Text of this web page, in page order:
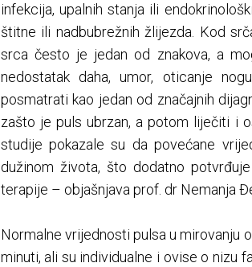
infekcija, upalnih stanja ili
štitne ili nadbubrežnih žlijezda. Kod
srca često je jedan od znakova, a
nedostatak daha, umor, oticanje
posmatrati kao jedan od značajnih
zašto je puls ubrzan, a potom liječiti i
studije pokazale su da povećane
dužinom života, što dodatno
terapije – objašnjava prof. dr Nemanja
Normalne vrijednosti pulsa u mirovanju
minuti, ali su individualne i ovise o nizu